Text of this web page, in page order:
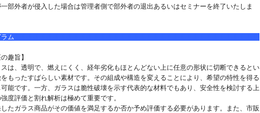
部外者が侵入した場合は管理者側で部外者の退出あるいはセミナーを終了いたしま
ム
の趣旨】
は、透明で、燃えにくく、経年劣化もほとんどない上に任意の形状に切断できるとい
をもったすばらしい素材です。その組成や構造を変えることにより、希望の特性を得る
能です。一方、ガラスは脆性破壊を示す代表的な材料でもあり、安全性を検討する上
度評価と割れ解析は極めて重要です。
たガラス商品がその価値を満足するか否か予め評価する必要があります。また、市販